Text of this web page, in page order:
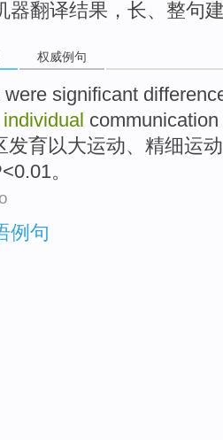
器翻译结果，长、整句
权威例句
were significant
individual communication
发育以大运动、 精细运
<0.01。
例句